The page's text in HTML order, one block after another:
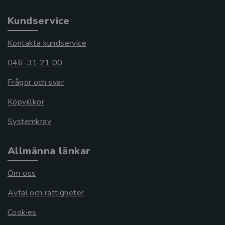
Kundservice
Kontakta kundservice
046-31 21 00
Frågor och svar
Köpvillkor
Systemkrav
Allmänna länkar
Om oss
Avtal och rättigheter
Cookies